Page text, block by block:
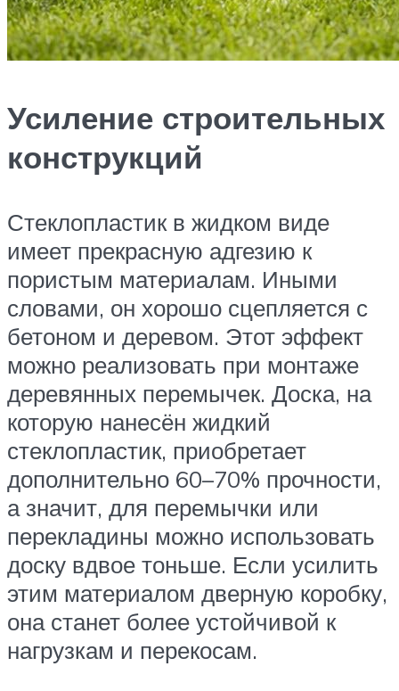
Усиление строительных
конструкций
Стеклопластик в жидком виде
имеет прекрасную адгезию к
пористым материалам. Иными
словами, он хорошо сцепляется с
бетоном и деревом. Этот эффект
можно реализовать при монтаже
деревянных перемычек. Доска, на
которую нанесён жидкий
стеклопластик, приобретает
дополнительно 60–70% прочности,
а значит, для перемычки или
перекладины можно использовать
доску вдвое тоньше. Если усилить
этим материалом дверную коробку,
она станет более устойчивой к
нагрузкам и перекосам.